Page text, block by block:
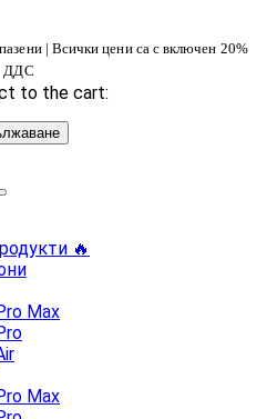
| Всички цени са с включен 20%
ДДС
to the cart:
🔥
Max
Max